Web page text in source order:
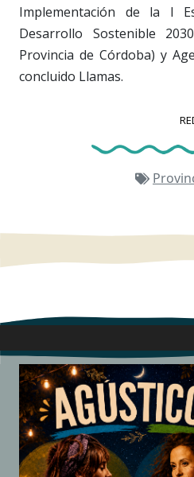
Implementación de la I
Desarrollo Sostenible
Provincia de Córdoba) y
concluido Llamas.